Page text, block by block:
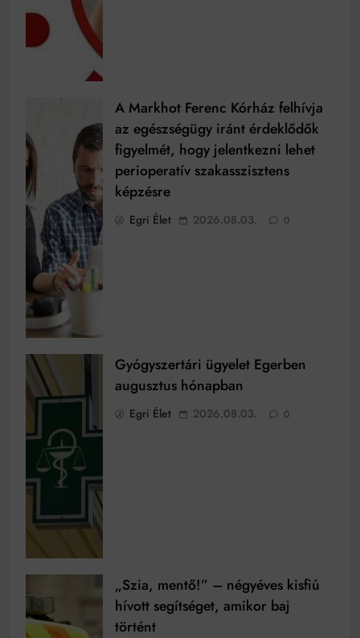
A Markhot Ferenc Kórház felhívja
az egészségügy iránt érdeklődők
figyelmét, hogy jelentkezni lehet
perioperatív szakasszisztens
képzésre
Egri Élet 2026.08.03. 0
Gyógyszertári ügyelet Egerben
augusztus hónapban
Egri Élet 2026.08.03. 0
„Szia, mentő!” – négyéves kisfiú
hívott segítséget, amikor baj
történt